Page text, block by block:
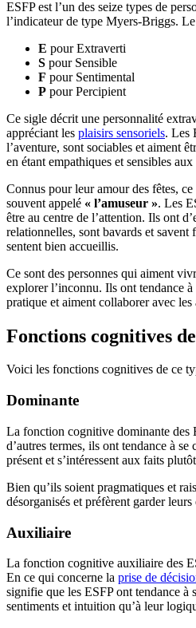
ESFP est l’un des seize types de
l’indicateur de type Myers-Briggs.
E pour Extraverti
S pour Sensible
F pour Sentimental
P pour Percipient
Ce sigle décrit une personnalité
appréciant les plaisirs sensoriels. Les
l’aventure, sont sociables et aiment
en étant empathiques et sensibles aux
Connus pour leur amour des fêtes,
souvent appelé « l’amuseur ». Les
être au centre de l’attention. Ils ont
relationnelles, sont bavards et savent
sentent bien accueillis.
Ce sont des personnes qui aiment
explorer l’inconnu. Ils ont tendance
pratique et aiment collaborer avec les
Fonctions cognitives
Voici les fonctions cognitives de ce
Dominante
La fonction cognitive dominante des
d’autres termes, ils ont tendance à
présent et s’intéressent aux faits
Bien qu’ils soient pragmatiques et
désorganisés et préfèrent garder
Auxiliaire
La fonction cognitive auxiliaire des
En ce qui concerne la prise de
signifie que les ESFP ont tendance à
sentiments et intuition qu’à leur